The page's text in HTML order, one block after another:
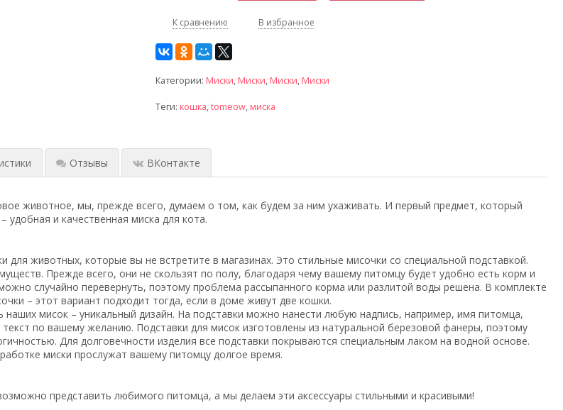
К сравнению В избранное
Категории: Миски, Миски, Миски, Миски
Теги: кошка,tomeow, миска
Отзывы ВКонтакте
животное, мы, прежде всего, думаем о том, как будем за ним ухаживать. И первый предмет, который
и качественная миска для кота.
для животных, которые вы не встретите в магазинах. Это стильные мисочки со специальной подставкой.
Прежде всего, они не скользят по полу, благодаря чему вашему питомцу будет удобно есть корм и
случайно перевернуть, поэтому проблема рассыпанного корма или разлитой воды решена. В комплекте
– этот вариант подходит тогда, если в доме живут две кошки.
наших мисок – уникальный дизайн. На подставки можно нанести любую надпись, например, имя питомца,
по вашему желанию. Подставки для мисок изготовлены из натуральной березовой фанеры, поэтому
Для долговечности изделия все подставки покрываются специальным лаком на водной основе.
миски прослужат вашему питомцу долгое время.
представить любимого питомца, а мы делаем эти аксессуары стильными и красивыми!